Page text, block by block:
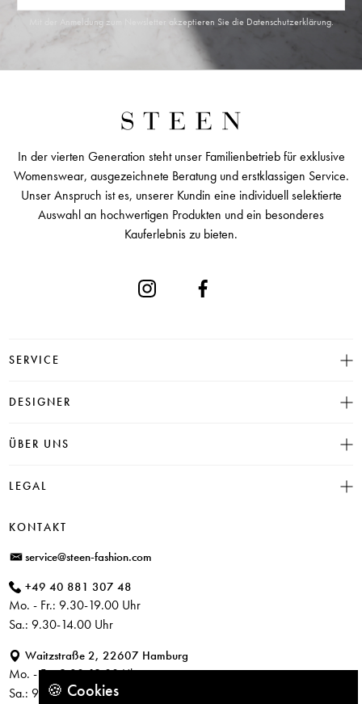
Mit der Anmeldung zum Newsletter akzeptieren Sie die Datenschutzerklärung.
In der vierten Generation steht unser Familienbetrieb für exklusive
Womenswear, ausgezeichnete Beratung und erstklassigen Service.
Unser Anspruch ist es, unserer Kundin eine individuell selektierte
Auswahl an hochwertigen Produkten und ein besonderes
Kauferlebnis zu bieten.
SERVICE
Größentabelle
Häufige Fragen
Rücksendung
DESIGNER
INSIEME
JUVIA
CANDICE COOPER
+ Mehr Designer
ÜBER UNS
Historie
LEGAL
Impressum
KONTAKT
service@steen-fashion.com
+49 40 881 307 48
Mo. - Fr.: 9.30-19.00 Uhr
Sa.: 9.30-14.00 Uhr
Waitzstraße 2, 22607 Hamburg
Mo. - Fr.: 9.30-19.00 Uhr
Sa.: 9.30-14.00 Uhr
🍪 Cookies